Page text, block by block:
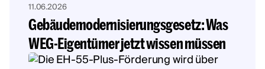
11.06.2026
Gebäudemodernisierungsgesetz: Was
WEG-Eigentümer jetzt wissen müssen